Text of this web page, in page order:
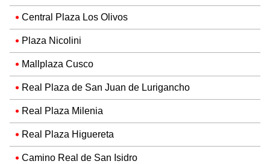
Central Plaza Los Olivos
Plaza Nicolini
Mallplaza Cusco
Real Plaza de San Juan de Lurigancho
Real Plaza Milenia
Real Plaza Higuereta
Camino Real de San Isidro